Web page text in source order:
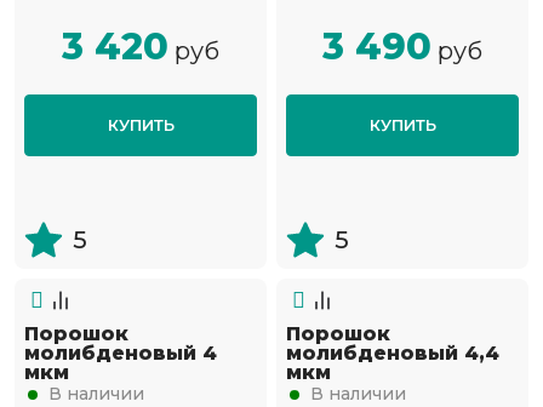
3 420 руб
КУПИТЬ
5
3 490 руб
КУПИТЬ
5
Порошок
молибденовый 4
мкм
В наличии
Порошок
молибденовый 4,4
мкм
В наличии